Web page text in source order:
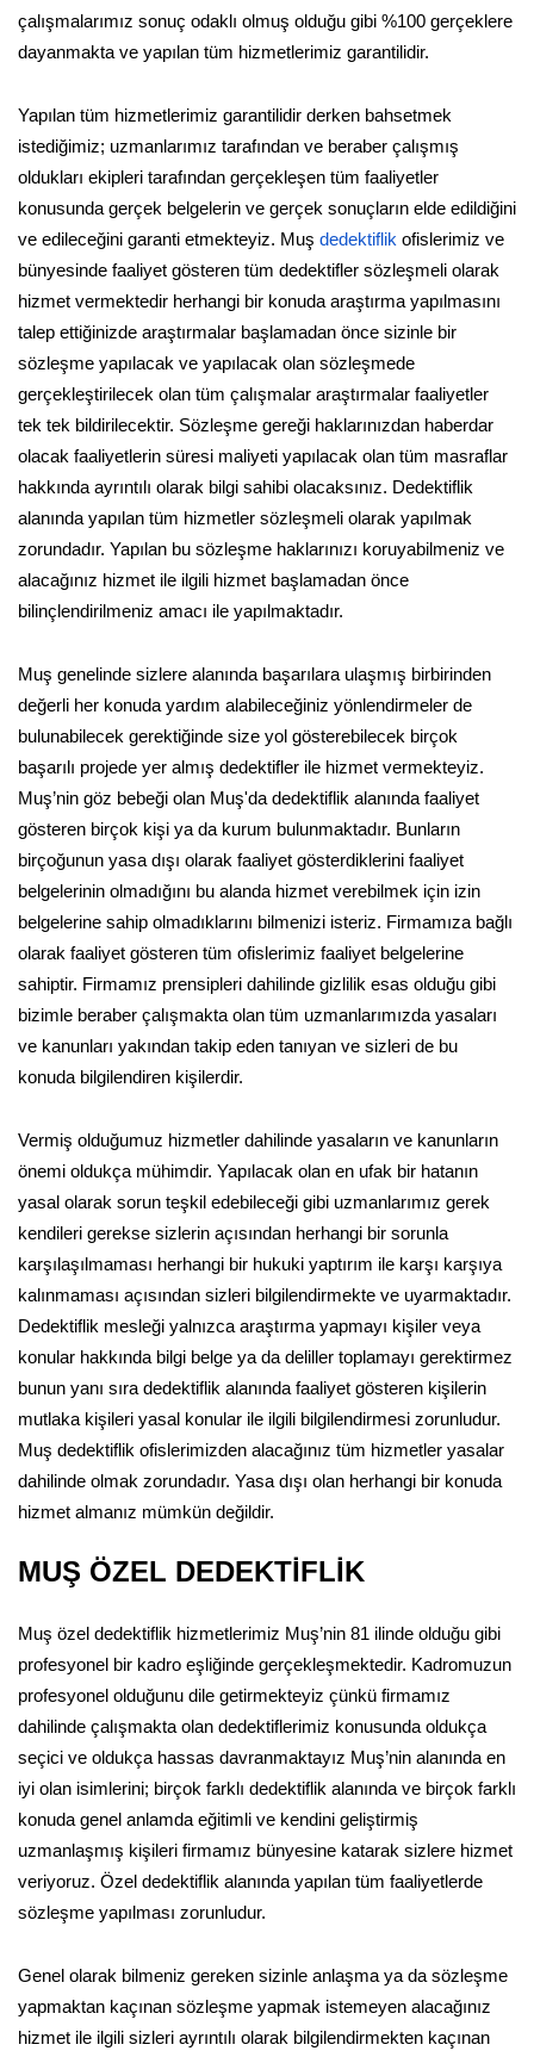
çalışmalarımız sonuç odaklı olmuş olduğu gibi %100 gerçeklere
dayanmakta ve yapılan tüm hizmetlerimiz garantilidir.
Yapılan tüm hizmetlerimiz garantilidir derken bahsetmek
istediğimiz; uzmanlarımız tarafından ve beraber çalışmış
oldukları ekipleri tarafından gerçekleşen tüm faaliyetler
konusunda gerçek belgelerin ve gerçek sonuçların elde edildiğini
ve edileceğini garanti etmekteyiz. Muş dedektiflik ofislerimiz ve
bünyesinde faaliyet gösteren tüm dedektifler sözleşmeli olarak
hizmet vermektedir herhangi bir konuda araştırma yapılmasını
talep ettiğinizde araştırmalar başlamadan önce sizinle bir
sözleşme yapılacak ve yapılacak olan sözleşmede
gerçekleştirilecek olan tüm çalışmalar araştırmalar faaliyetler
tek tek bildirilecektir. Sözleşme gereği haklarınızdan haberdar
olacak faaliyetlerin süresi maliyeti yapılacak olan tüm masraflar
hakkında ayrıntılı olarak bilgi sahibi olacaksınız. Dedektiflik
alanında yapılan tüm hizmetler sözleşmeli olarak yapılmak
zorundadır. Yapılan bu sözleşme haklarınızı koruyabilmeniz ve
alacağınız hizmet ile ilgili hizmet başlamadan önce
bilinçlendirilmeniz amacı ile yapılmaktadır.
Muş genelinde sizlere alanında başarılara ulaşmış birbirinden
değerli her konuda yardım alabileceğiniz yönlendirmeler de
bulunabilecek gerektiğinde size yol gösterebilecek birçok
başarılı projede yer almış dedektifler ile hizmet vermekteyiz.
Muş’nin göz bebeği olan Muş'da dedektiflik alanında faaliyet
gösteren birçok kişi ya da kurum bulunmaktadır. Bunların
birçoğunun yasa dışı olarak faaliyet gösterdiklerini faaliyet
belgelerinin olmadığını bu alanda hizmet verebilmek için izin
belgelerine sahip olmadıklarını bilmenizi isteriz. Firmamıza bağlı
olarak faaliyet gösteren tüm ofislerimiz faaliyet belgelerine
sahiptir. Firmamız prensipleri dahilinde gizlilik esas olduğu gibi
bizimle beraber çalışmakta olan tüm uzmanlarımızda yasaları
ve kanunları yakından takip eden tanıyan ve sizleri de bu
konuda bilgilendiren kişilerdir.
Vermiş olduğumuz hizmetler dahilinde yasaların ve kanunların
önemi oldukça mühimdir. Yapılacak olan en ufak bir hatanın
yasal olarak sorun teşkil edebileceği gibi uzmanlarımız gerek
kendileri gerekse sizlerin açısından herhangi bir sorunla
karşılaşılmaması herhangi bir hukuki yaptırım ile karşı karşıya
kalınmaması açısından sizleri bilgilendirmekte ve uyarmaktadır.
Dedektiflik mesleği yalnızca araştırma yapmayı kişiler veya
konular hakkında bilgi belge ya da deliller toplamayı gerektirmez
bunun yanı sıra dedektiflik alanında faaliyet gösteren kişilerin
mutlaka kişileri yasal konular ile ilgili bilgilendirmesi zorunludur.
Muş dedektiflik ofislerimizden alacağınız tüm hizmetler yasalar
dahilinde olmak zorundadır. Yasa dışı olan herhangi bir konuda
hizmet almanız mümkün değildir.
MUŞ ÖZEL DEDEKTİFLİK
Muş özel dedektiflik hizmetlerimiz Muş’nin 81 ilinde olduğu gibi
profesyonel bir kadro eşliğinde gerçekleşmektedir. Kadromuzun
profesyonel olduğunu dile getirmekteyiz çünkü firmamız
dahilinde çalışmakta olan dedektiflerimiz konusunda oldukça
seçici ve oldukça hassas davranmaktayız Muş’nin alanında en
iyi olan isimlerini; birçok farklı dedektiflik alanında ve birçok farklı
konuda genel anlamda eğitimli ve kendini geliştirmiş
uzmanlaşmış kişileri firmamız bünyesine katarak sizlere hizmet
veriyoruz. Özel dedektiflik alanında yapılan tüm faaliyetlerde
sözleşme yapılması zorunludur.
Genel olarak bilmeniz gereken sizinle anlaşma ya da sözleşme
yapmaktan kaçınan sözleşme yapmak istemeyen alacağınız
hizmet ile ilgili sizleri ayrıntılı olarak bilgilendirmekten kaçınan